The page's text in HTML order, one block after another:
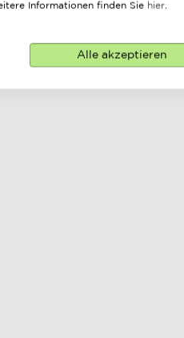
Informationen finden Sie hier.
Alle akzeptieren